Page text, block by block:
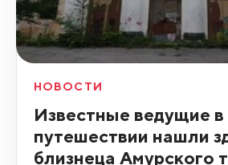
НОВОСТИ
Известные ведущие в
путешествии нашли
близнеца Амурского